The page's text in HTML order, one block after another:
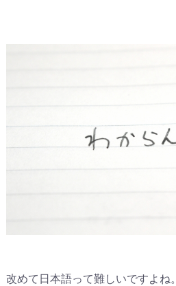
改めて日本語って難しいですよね。